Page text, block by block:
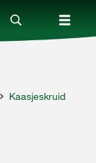
Kaasjeskruid